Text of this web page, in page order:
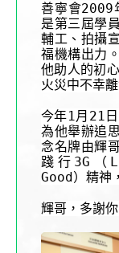
善寧會2009
是第三屆學
輔工、拍攝
福機構出力
他助人的初
火災中不幸
今年1月 21
為他舉辦追
念名牌由輝
踐行 3G （
Good）精神
輝哥，多謝你